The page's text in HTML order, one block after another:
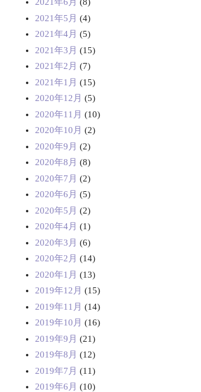
2021年5月 (4)
2021年4月 (5)
2021年3月 (15)
2021年2月 (7)
2021年1月 (15)
2020年12月 (5)
2020年11月 (10)
2020年10月 (2)
2020年9月 (2)
2020年8月 (8)
2020年7月 (2)
2020年6月 (5)
2020年5月 (2)
2020年4月 (1)
2020年3月 (6)
2020年2月 (14)
2020年1月 (13)
2019年12月 (15)
2019年11月 (14)
2019年10月 (16)
2019年9月 (21)
2019年8月 (12)
2019年7月 (11)
2019年6月 (10)